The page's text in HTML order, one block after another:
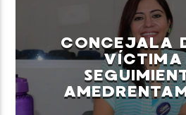
CONCEJALA
VÍCTIMA